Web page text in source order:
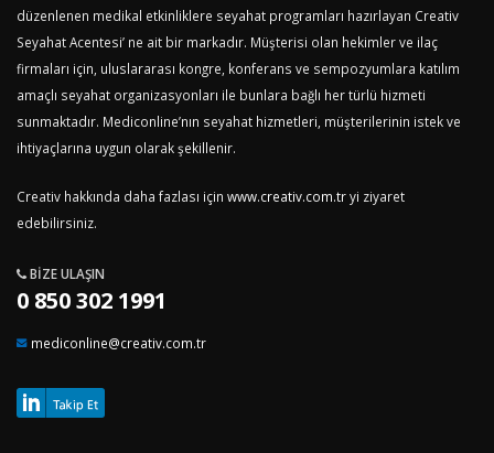
düzenlenen medikal etkinliklere seyahat programları hazırlayan Creativ
Seyahat Acentesi’ ne ait bir markadır. Müşterisi olan hekimler ve ilaç
firmaları için, uluslararası kongre, konferans ve sempozyumlara katılım
amaçlı seyahat organizasyonları ile bunlara bağlı her türlü hizmeti
sunmaktadır. Mediconline’nın seyahat hizmetleri, müşterilerinin istek ve
ihtiyaçlarına uygun olarak şekillenir.
Creativ hakkında daha fazlası için www.creativ.com.tryi ziyaret
edebilirsiniz.
BIZE ULAŞIN
0 850 302 1991
mediconline@creativ.com.tr